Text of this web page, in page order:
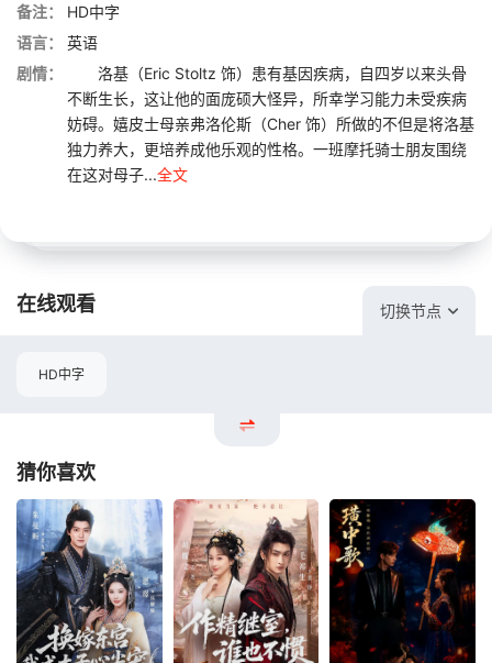
备注：
HD中字
语言：
英语
剧情：
洛基（Eric Stoltz 饰）患有基因疾病，自四岁以来头骨
不断生长，这让他的面庞硕大怪异，所幸学习能力未受疾病
妨碍。嬉皮士母亲弗洛伦斯（Cher 饰）所做的不但是将洛基
独力养大，更培养成他乐观的性格。一班摩托骑士朋友围绕
在这对母子...全文
在线观看 切换节点
HD中字
猜你喜欢